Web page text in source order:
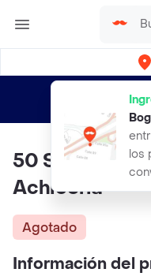
los
envíos
50 Semillas
Achicoria
Agotado
Información del